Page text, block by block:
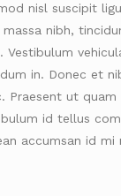
nisl suscipit
massa nibh,
Vestibulum
in. Donec et
Praesent ut
id tellus
accumsan id mi